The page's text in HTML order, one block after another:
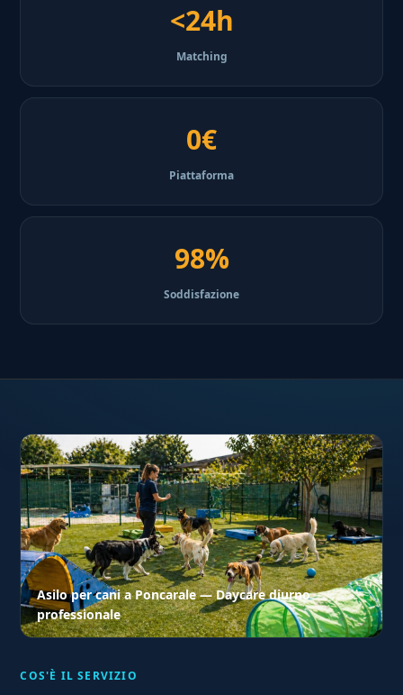
<24h
Matching
0€
Piattaforma
98%
Soddisfazione
Asilo per cani a Poncarale — Daycare diurno
professionale
COS'È IL SERVIZIO